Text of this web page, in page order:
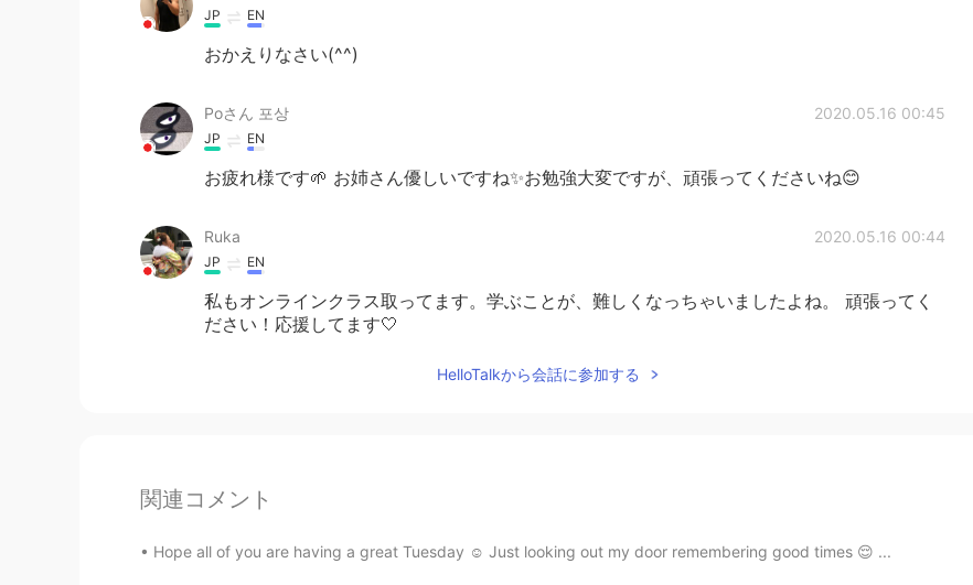
JP EN
おかえりなさい(^^)
Poさん 포상 2020.05.16 00:45
JP EN
お疲れ様です🌱 お姉さん優しいですね✨お勉強大変ですが、頑張ってくださいね😊
Ruka 2020.05.16 00:44
JP EN
私もオンラインクラス取ってます。学ぶことが、難しくなっちゃいましたよね。 頑張ってく
ださい！応援してます🤍
HelloTalkから会話に参加する
関連コメント
Hope all of you are having a great Tuesday ☺️ Just looking out my door remembering good times 😌 ...